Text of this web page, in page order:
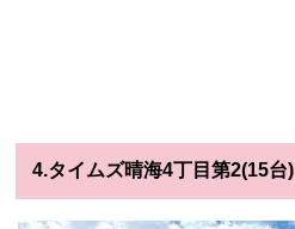
4.タイムズ晴海4丁目第2(15台)